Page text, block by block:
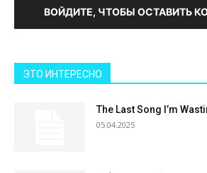
ВОЙДИТЕ, ЧТОБЫ ОСТАВИТЬ
ЭТО ИНТЕРЕСНО
The Last Song I’m
05.04.2025